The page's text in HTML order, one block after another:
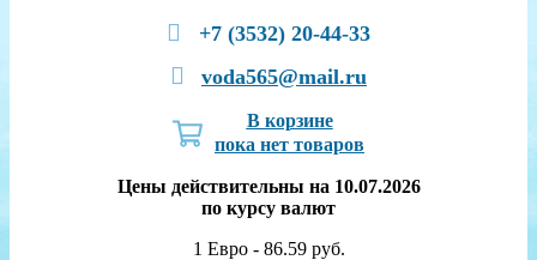
+7 (3532) 20-44-33
voda565@mail.ru
В корзине
пока нет товаров
Цены действительны на 10.07.2026
по курсу валют
1 Евро - 86.59 руб.